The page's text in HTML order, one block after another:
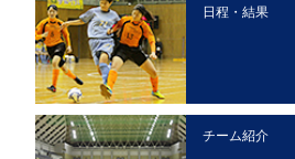
日程・結果
チーム紹介